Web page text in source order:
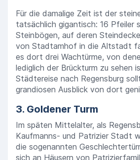
Für die damalige Zeit ist der
tatsächlich gigantisch: 16 Pfeiler
Steinbögen, auf deren
von Stadtamhof in die Altstadt
es dort drei Wachtürme, von
lediglich der Brückturm zu sehen
Städtereise nach Regensburg
grandiosen Ausblick von dort
3. Goldener Turm
Im späten Mittelalter, als
Kaufmanns- und Patrizier Stadt
die sogenannten
sich an Häusern von